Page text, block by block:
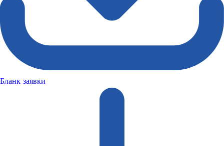
Бланк заявки